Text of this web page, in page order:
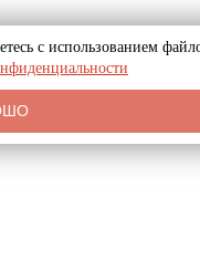
с использованием